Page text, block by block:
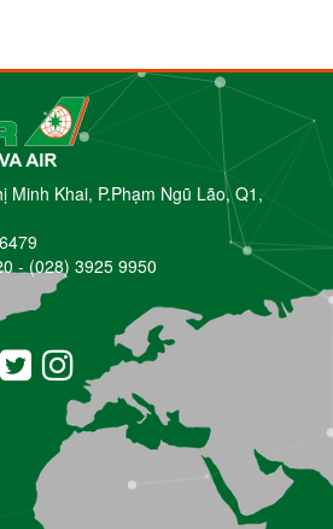
Khai, P.Phạm Ngũ Lão, Q1,
-(028) 3925 9950